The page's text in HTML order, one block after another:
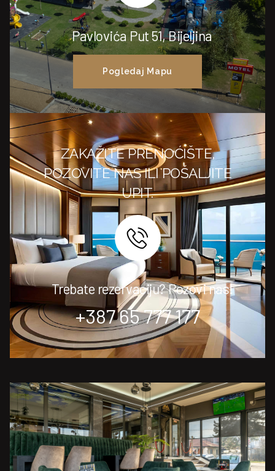
Pavlovića Put 51, Bijeljina
Pogledaj Mapu
ZAKAŽITE PRENOĆIŠTE,
POZOVITE NAS ILI POŠALJITE
UPIT.
Trebate rezervaciju? Pozovi nas!
+387 65 777 177